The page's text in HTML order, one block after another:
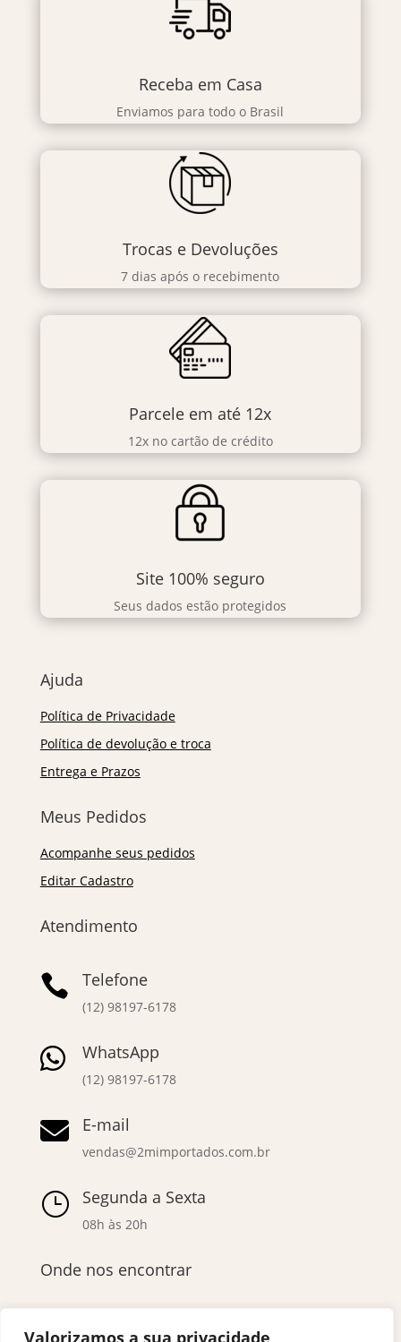
Valorizamos a sua privacidade
Receba em Casa
Enviamos para todo o Brasil
Trocas e Devoluções
7 dias após o recebimento
Parcele em até 12x
12x no cartão de crédito
Site 100% seguro
Seus dados estão protegidos
Ajuda
Política de Privacidade
Política de devolução e troca
Entrega e Prazos
Meus Pedidos
Acompanhe seus pedidos
Editar Cadastro
Atendimento
 Telefone
(12) 98197-6178
 WhatsApp
(12) 98197-6178
 E-mail
vendas@2mimportados.com.br
} Segunda a Sexta
08h às 20h
Onde nos encontrar